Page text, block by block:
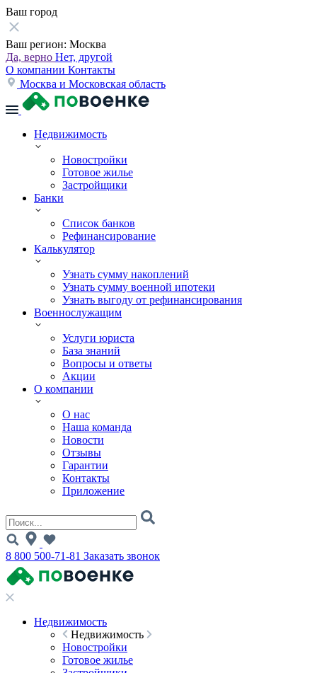
Ваш город
Ваш регион: Москва
Да, верно Нет, другой
О компании Контакты
Москва и Московская область
Недвижимость
Новостройки
Готовое жилье
Застройщики
Банки
Список банков
Рефинансирование
Калькулятор
Узнать сумму накоплений
Узнать сумму военной ипотеки
Узнать выгоду от рефинансирования
Военнослужащим
Услуги юриста
База знаний
Вопросы и ответы
Акции
О компании
О нас
Наша команда
Новости
Отзывы
Гарантии
Контакты
Приложение
8 800 500-71-81 Заказать звонок
Недвижимость
Недвижимость
Новостройки
Готовое жилье